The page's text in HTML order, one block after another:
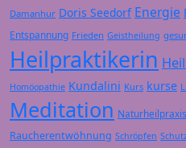
Damanhur Doris Seedorf Energie
Entspannung Frieden Geistheilung
Heilpraktikerin
Homöopathie Kundalini Kurs kurse
Meditation Naturheilpraxis
Raucherentwöhnung Schröpfen